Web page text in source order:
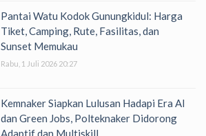
Pantai Watu Kodok Gunungkidul: Harga
Tiket, Camping, Rute, Fasilitas, dan
Sunset Memukau
Rabu, 1 Juli 2026 20:27
Kemnaker Siapkan Lulusan Hadapi Era AI
dan Green Jobs, Polteknaker Didorong
Adaptif dan Multiskill